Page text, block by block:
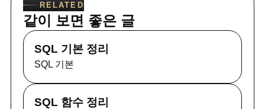
RELATED
같이 보면 좋은 글
SQL 기본 정리
SQL 기본
SQL 함수 정리